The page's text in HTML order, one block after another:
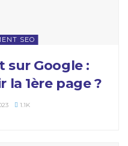
SEO
sur Google :
1ère page ?
1.1K